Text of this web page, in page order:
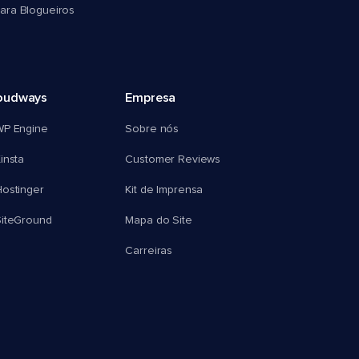
Blogueiros
Engine
Empresa
Sobre nós
Customer Reviews
Kit de Imprensa
Mapa do Site
Carreiras